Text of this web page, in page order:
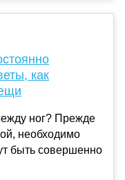
как
ног? Прежде
необходимо
быть совершенно